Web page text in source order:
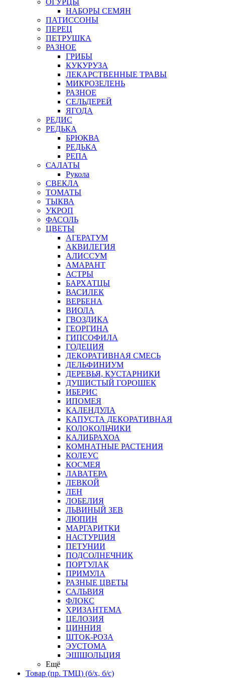
ОГУРЦЫ
НАБОРЫ СЕМЯН
ПАТИССОНЫ
ПЕРЕЦ
ПЕТРУШКА
РАЗНОЕ
ГРИБЫ
КУКУРУЗА
ЛЕКАРСТВЕННЫЕ ТРАВЫ
МИКРОЗЕЛЕНЬ
РАЗНОЕ
СЕЛЬДЕРЕЙ
ЯГОДА
РЕДИС
РЕДЬКА
БРЮКВА
РЕДЬКА
РЕПА
САЛАТЫ
Рукола
СВЕКЛА
ТОМАТЫ
ТЫКВА
УКРОП
ФАСОЛЬ
ЦВЕТЫ
АГЕРАТУМ
АКВИЛЕГИЯ
АЛИССУМ
АМАРАНТ
АСТРЫ
БАРХАТЦЫ
ВАСИЛЕК
ВЕРБЕНА
ВИОЛА
ГВОЗДИКА
ГЕОРГИНА
ГИПСОФИЛА
ГОДЕЦИЯ
ДЕКОРАТИВНАЯ СМЕСЬ
ДЕЛЬФИНИУМ
ДЕРЕВЬЯ, КУСТАРНИКИ
ДУШИСТЫЙ ГОРОШЕК
ИБЕРИС
ИПОМЕЯ
КАЛЕНДУЛА
КАПУСТА ДЕКОРАТИВНАЯ
КОЛОКОЛЬЧИКИ
КАЛИБРАХОА
КОМНАТНЫЕ РАСТЕНИЯ
КОЛЕУС
КОСМЕЯ
ЛАВАТЕРА
ЛЕВКОЙ
ЛЕН
ЛОБЕЛИЯ
ЛЬВИНЫЙ ЗЕВ
ЛЮПИН
МАРГАРИТКИ
НАСТУРЦИЯ
ПЕТУНИИ
ПОДСОЛНЕЧНИК
ПОРТУЛАК
ПРИМУЛА
РАЗНЫЕ ЦВЕТЫ
САЛЬВИЯ
ФЛОКС
ХРИЗАНТЕМА
ЦЕЛОЗИЯ
ЦИННИЯ
ШТОК-РОЗА
ЭУСТОМА
ЭШШОЛЬЦИЯ
Ещё
Товар (пр. ТМЦ) (б/х, б/с)